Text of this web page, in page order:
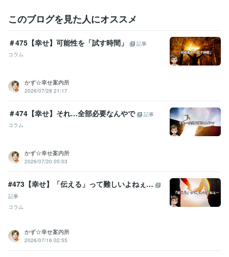
ライフスタイル・その他 / カウンセラー・コーチ
美容室勤務 2000年3月 ~ 現在
店長就任
研修講師 2000年3月 ~ 現在
美容室2店舗目出店
FC展開 2010年3月 ~ 現在
執筆活動 2022年12月 ~ 2023年2月
受賞歴
Amazonkindleにて電子書籍2冊目出版 Amazonkindleにて電子書籍1
冊目出版 研修講師開始 人気者の「聞く力」 「幸せ」って何なん？
☆令和版　美容室攻略マニュアル
イキイキ社員が育つ「3つの方
法」
なぜか好かれる人　なぜ
いや 電話相談で「選ばれる人になる！」
このブログを見た人にオススメ
＃475【幸せ】可能性を「試す時間」
記事
コラム
かず☆幸せ案内所
2026/07/28 21:17
＃474【幸せ】それ…全部必要なんやで
記事
コラム
かず☆幸せ案内所
2026/07/20 05:03
#473【幸せ】「伝える」って難しいよねぇ…
記事
コラム
かず☆幸せ案内所
2026/07/16 02:55